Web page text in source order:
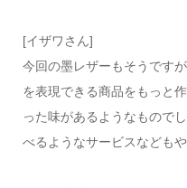
[イザワさん]
今回の墨レザーもそうです
を表現できる商品をもっと
った味があるようなもので
べるようなサービスなども